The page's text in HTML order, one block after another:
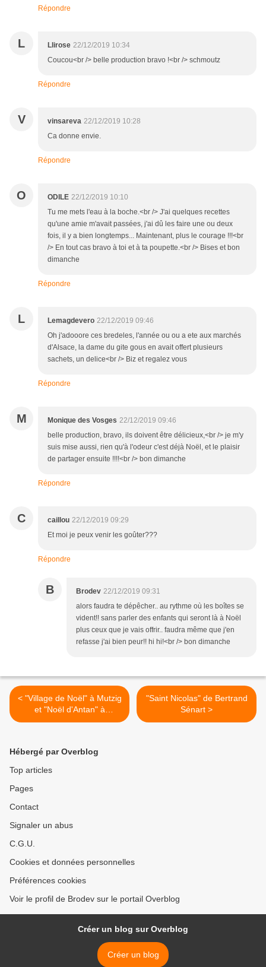
Répondre
L Llirose 22/12/2019 10:34
Coucou<br /> belle production bravo !<br /> schmoutz
Répondre
V vinsareva 22/12/2019 10:28
Ca donne envie.
Répondre
O ODILE 22/12/2019 10:10
Tu me mets l'eau à la boche.<br /> J'ai quelques recettes
qu'une amie m'avait passées, j'ai dû les faire une ou deux
fois, il y a bien longtemps... Maintenant, plus le courage !!!<br
/> En tout cas bravo à toi et à ta poupette.<br /> Bises et bon
dimanche
Répondre
L Lemagdevero 22/12/2019 09:46
Oh j'adooore ces bredeles, l'année ou ou a ete aux marchés
d'Alsace, la dame du gite gous en avait offert plusieurs
sachets, un delice<br /> Biz et regalez vous
Répondre
M Monique des Vosges 22/12/2019 09:46
belle production, bravo, ils doivent être délicieux,<br /> je m'y
suis mise aussi, rien qu'à l'odeur c'est déjà Noël, et le plaisir
de partager ensuite !!!!<br /> bon dimanche
Répondre
C caillou 22/12/2019 09:29
Et moi je peux venir les goûter???
Répondre
B Brodev 22/12/2019 09:31
alors faudra te dépêcher.. au rythme où les boîtes se
vident!! sans parler des enfants qui seront là à Noël
plus ceux que je vais offrir.. faudra même que j'en
refasse j'ai bien peur!! hi hi!<br /> bon dimanche
< "Village de Noël" à Mutzig
et "Noël d'Antan" à
Molsheim
"Saint Nicolas" de Bertrand
Sénart >
Hébergé par Overblog
Top articles
Pages
Contact
Signaler un abus
C.G.U.
Cookies et données personnelles
Préférences cookies
Voir le profil de Brodev sur le portail Overblog
Créer un blog sur Overblog
Créer un blog